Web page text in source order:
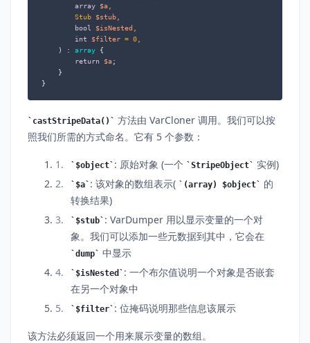
array
$a,
        Stub
$stub,
bool
$isNested ,
int
$filter = 0,
) : array
{
return
$a;
    }
}
castStripeData()
方法由 VarCloner 调用。我们可以按
照我们所需的方式命名。它有 5 个参数：
$object : 原始对象 (一个 StripeObject 实例)
$a : 该对象的数组表示( (array) $object
的
转换结果)
$stub : VarDumper 用以显示变量的一个对
象。我们可以添加一些元数据到其中，它会在
dump 中显示
$isNested
: 一个布尔值说明一个对象是否嵌套
在另一个对象中
$filter : 位掩码说明那些信息该展示
该方法必须返回一个用来展示变量的数组。